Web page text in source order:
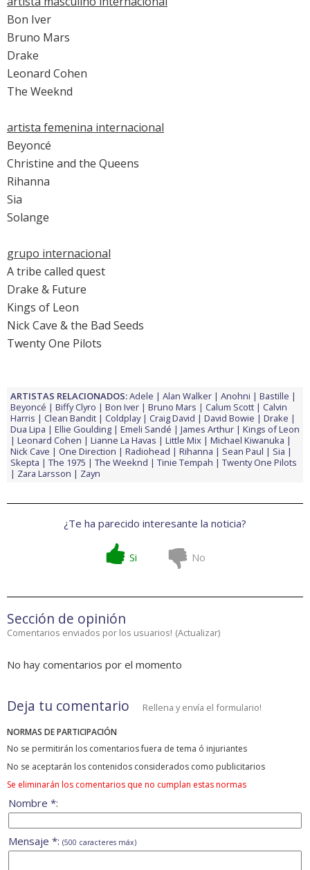
Bon Iver
Bruno Mars
Drake
Leonard Cohen
The Weeknd
artista femenina internacional
Beyoncé
Christine and the Queens
Rihanna
Sia
Solange
grupo internacional
A tribe called quest
Drake & Future
Kings of Leon
Nick Cave & the Bad Seeds
Twenty One Pilots
ARTISTAS RELACIONADOS:Adele Alan Walker Anohni
Bastille
Beyoncé
Biffy Clyro Bon Iver Bruno Mars Calum Scott
Calvin
Harris
Clean Bandit Coldplay Craig David David Bowie
Drake
Dua Lipa
Ellie Goulding Emeli Sandé James Arthur
Kings of Leon
Leonard Cohen
Lianne La Havas Little Mix
Michael Kiwanuka
Nick Cave
One Direction Radiohead Rihanna Sean Paul
Sia
Skepta
The 1975 The Weeknd Tinie Tempah
Twenty One Pilots
Zara Larsson
Zayn
¿Te ha parecido interesante la noticia?
Si No
Sección de opinión
Comentarios enviados por los usuarios! (Actualizar)
No hay comentarios por el momento
Deja tu comentario Rellena y envía el formulario!
NORMAS DE PARTICIPACIÓN
No se permitirán los comentarios fuera de tema ó injuriantes
No se aceptarán los contenidos considerados como publicitarios
Se eliminarán los comentarios que no cumplan estas normas
Nombre *:
Mensaje *: (500 caracteres máx)